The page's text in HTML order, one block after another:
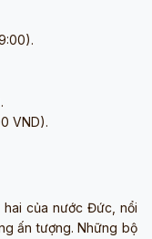
VND).
của nước Đức, nổi
ấn tượng. Những bộ